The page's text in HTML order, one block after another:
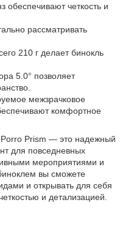
обеспечивают четкость и
рассматривать
210 г делает бинокль
5.0° позволяет
межзрачковое
комфортное
Prism — это надежный
для повседневных
мероприятиями и
вы сможете
и открывать для себя
и детализацией.